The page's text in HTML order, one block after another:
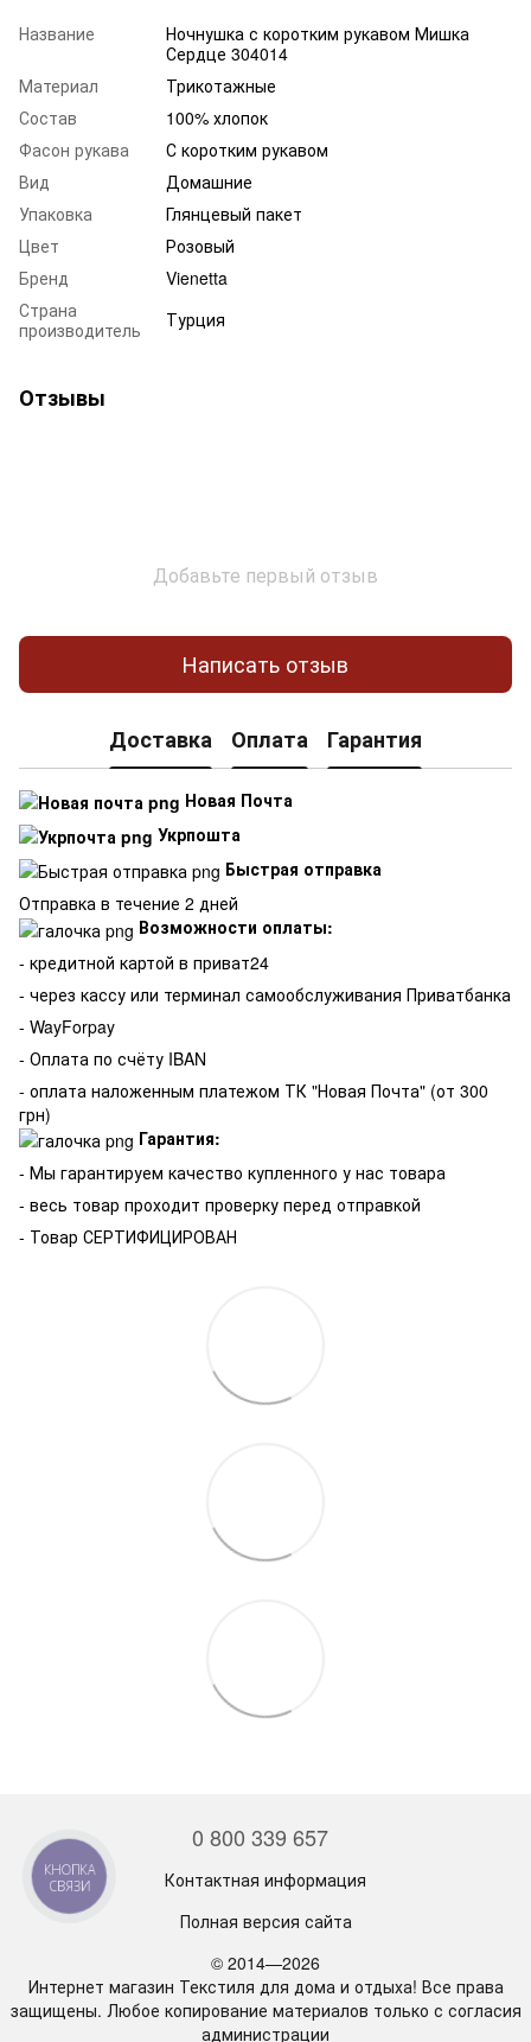
Название
Ночнушка с коротким рукавом Мишка
Сердце 304014
Материал
Трикотажные
Состав
100% хлопок
Фасон рукава
С коротким рукавом
Вид
Домашние
Упаковка
Глянцевый пакет
Цвет
Розовый
Бренд
Vienetta
Страна
производитель
Турция
Отзывы
Добавьте первый отзыв
Написать отзыв
Доставка Оплата Гарантия
Новая Почта
Укрпошта
Быстрая отправка
Отправка в течение 2 дней
Возможности оплаты:
- кредитной картой в приват24
- через кассу или терминал самообслуживания Приватбанка
- WayForpay
- Оплата по счёту IBAN
- оплата наложенным платежом ТК "Новая Почта" (от 300
грн)
Гарантия:
- Мы гарантируем качество купленного у нас товара
- весь товар проходит проверку перед отправкой
- Товар СЕРТИФИЦИРОВАН
0 800 339 657
Контактная информация
Полная версия сайта
© 2014—2026
Интернет магазин Текстиля для дома и отдыха! Все права
защищены. Любое копирование материалов только с согласия
администрации
КНОПКА
СВЯЗИ